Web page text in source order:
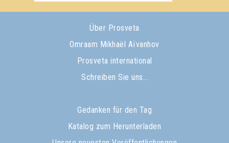
Über Prosveta
Omraam Mikhaël Aïvanhov
Prosveta international
Schreiben Sie uns…
Gedanken für den Tag
Katalog zum Herunterladen